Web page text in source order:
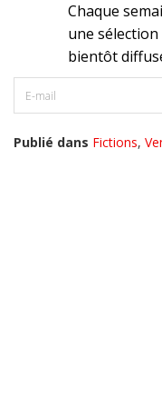
Chaque
une
bientôt
Publié dans Fictions,